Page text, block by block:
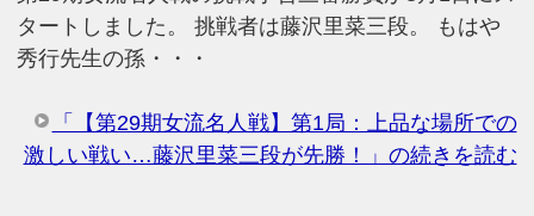
タートしました。 挑戦者は藤沢里菜三段。 もはや
秀行先生の孫・・・
「【第29期女流名人戦】第1局：上品な場所での
激しい戦い…藤沢里菜三段が先勝！」の続きを読む